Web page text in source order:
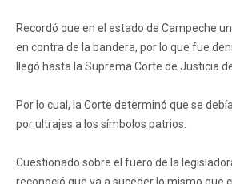
Recordó que en el estado de Campeche
en contra de la bandera, por lo que fue
llegó hasta la Suprema Corte de Justicia
Por lo cual, la Corte determinó que se
por ultrajes a los símbolos patrios.
Cuestionado sobre el fuero de la
reconoció que va a suceder lo mismo que